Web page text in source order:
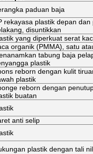
paduan baja
rekayasa plastik depan
disuntikkan
yang diperkuat serat
organik (PMMA), satu
tabung baja
plastik
reborn dengan kulit
plastik
reborn dengan
buatan
anti selip
plastik dengan tali